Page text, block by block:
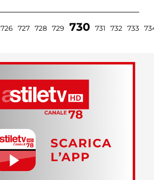
726 727 728 729 730 731 732 733
SCARICA
L’APP